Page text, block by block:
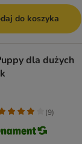
do koszyka
dla dużych
(9)